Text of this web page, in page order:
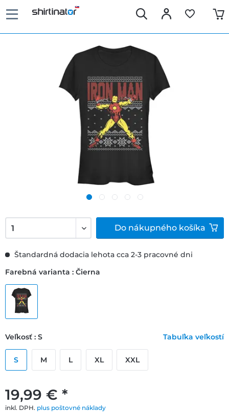
19,99 € *
inkl. DPH. plus poštovné náklady
Štandardná dodacia lehota cca 2-3 pracovné dni
Farebná varianta : Čierna
Veľkosť : S Tabuľka veľkostí
S M L XL XXL
Do nákupného košíka